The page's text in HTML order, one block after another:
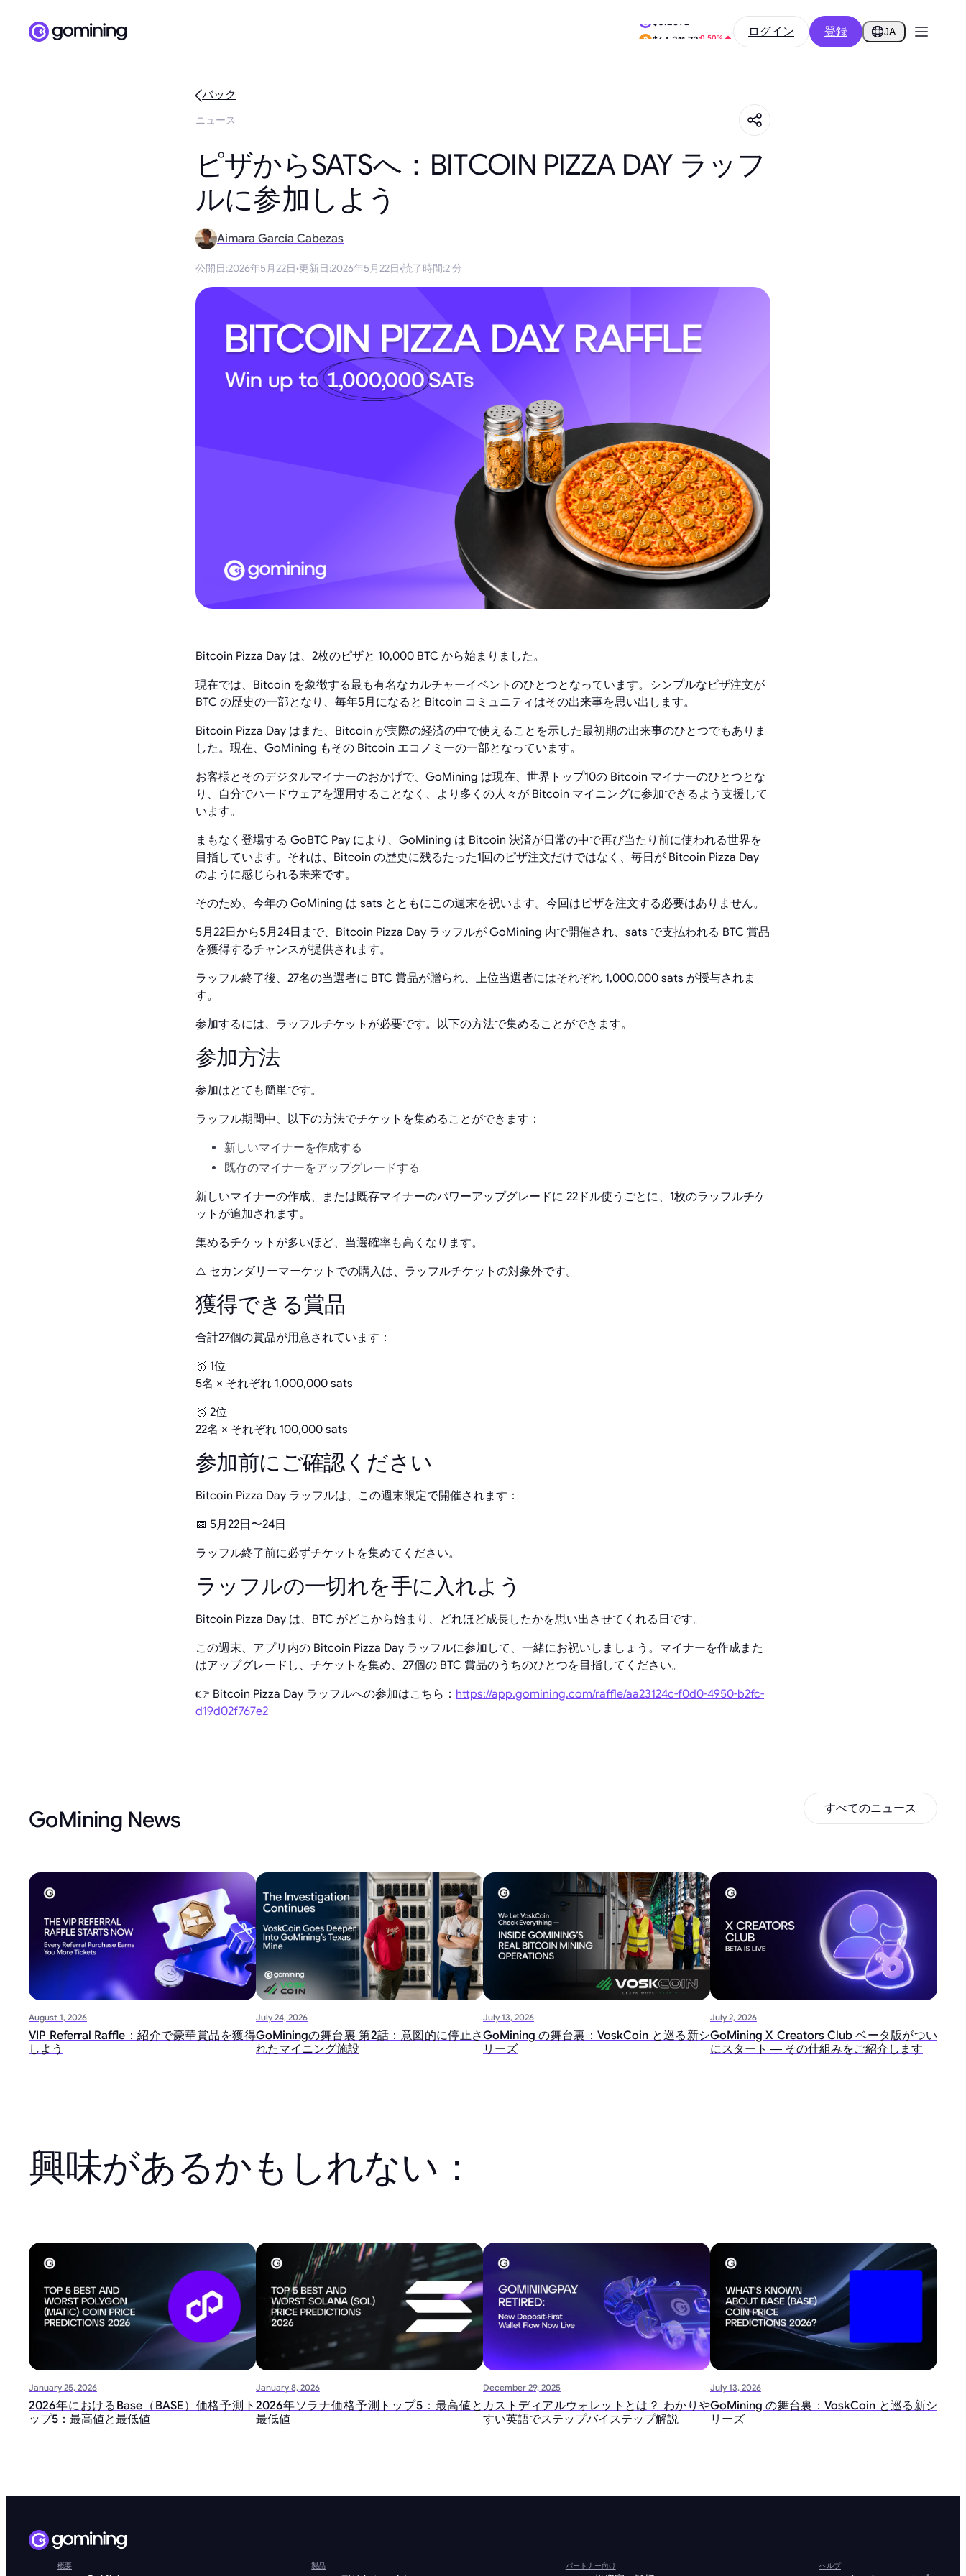
ログイン 登録 JA
バック
ニュース
ピザからSATSへ：BITCOIN PIZZA DAY ラッフ
ルに参加しよう
Aimara García Cabezas
公開日:2026年5月22日·更新日:2026年5月22日·読了時間:2 分
Bitcoin Pizza Day は、2枚のピザと 10,000 BTC から始まりました。
現在では、Bitcoin を象徴する最も有名なカルチャーイベントのひとつとなっています。シンプルなピザ注文が
BTC の歴史の一部となり、毎年5月になると Bitcoin コミュニティはその出来事を思い出します。
Bitcoin Pizza Day はまた、Bitcoin が実際の経済の中で使えることを示した最初期の出来事のひとつでもありま
した。現在、GoMining もその Bitcoin エコノミーの一部となっています。
お客様とそのデジタルマイナーのおかげで、GoMining は現在、世界トップ10の Bitcoin マイナーのひとつとな
り、自分でハードウェアを運用することなく、より多くの人々が Bitcoin マイニングに参加できるよう支援して
います。
まもなく登場する GoBTC Pay により、GoMining は Bitcoin 決済が日常の中で再び当たり前に使われる世界を
目指しています。それは、Bitcoin の歴史に残るたった1回のピザ注文だけではなく、毎日が Bitcoin Pizza Day
のように感じられる未来です。
そのため、今年の GoMining は sats とともにこの週末を祝います。今回はピザを注文する必要はありません。
5月22日から5月24日まで、Bitcoin Pizza Day ラッフルが GoMining 内で開催され、sats で支払われる BTC 賞品
を獲得するチャンスが提供されます。
ラッフル終了後、27名の当選者に BTC 賞品が贈られ、上位当選者にはそれぞれ 1,000,000 sats が授与されま
す。
参加するには、ラッフルチケットが必要です。以下の方法で集めることができます。
参加方法
参加はとても簡単です。
ラッフル期間中、以下の方法でチケットを集めることができます：
新しいマイナーを作成する
既存のマイナーをアップグレードする
新しいマイナーの作成、または既存マイナーのパワーアップグレードに 22ドル使うごとに、1枚のラッフルチケ
ットが追加されます。
集めるチケットが多いほど、当選確率も高くなります。
⚠️ セカンダリーマーケットでの購入は、ラッフルチケットの対象外です。
獲得できる賞品
合計27個の賞品が用意されています：
🥇 1位
5名 × それぞれ 1,000,000 sats
🥈 2位
22名 × それぞれ 100,000 sats
参加前にご確認ください
Bitcoin Pizza Day ラッフルは、この週末限定で開催されます：
📅 5月22日〜24日
ラッフル終了前に必ずチケットを集めてください。
ラッフルの一切れを手に入れよう
Bitcoin Pizza Day は、BTC がどこから始まり、どれほど成長したかを思い出させてくれる日です。
この週末、アプリ内の Bitcoin Pizza Day ラッフルに参加して、一緒にお祝いしましょう。マイナーを作成また
はアップグレードし、チケットを集め、27個の BTC 賞品のうちのひとつを目指してください。
👉 Bitcoin Pizza Day ラッフルへの参加はこちら： https://app.gomining.com/raffle/aa23124c-f0d0-4950-b2fc-
d19d02f767e2
GoMining News すべてのニュース
August 1, 2026
VIP Referral Raffle：紹介で豪華賞品を獲得
しよう
July 24, 2026
GoMiningの舞台裏 第2話：意図的に停止さ
れたマイニング施設
July 13, 2026
GoMining の舞台裏：VoskCoin と巡る新シ
リーズ
July 2, 2026
GoMining X Creators Club ベータ版がつい
にスタート ― その仕組みをご紹介します
興味があるかもしれない：
January 25, 2026
2026年におけるBase（BASE）価格予測ト
ップ5：最高値と最低値
January 8, 2026
2026年ソラナ価格予測トップ5：最高値と
最低値
December 29, 2025
カストディアルウォレットとは？ わかりや
すい英語でステップバイステップ解説
July 13, 2026
GoMining の舞台裏：VoskCoin と巡る新シ
リーズ
概要 製品 パートナー向け ヘルプ